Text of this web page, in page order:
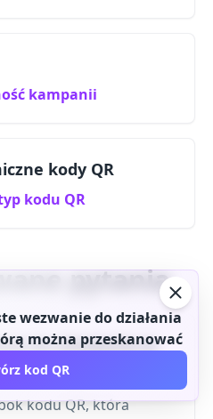
kampanii
kody QR
kodu QR
pytania
do działania w
kodu QR, która
wezwanie do działania
można przeskanować
kod QR